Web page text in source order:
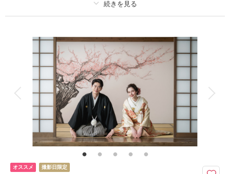
新婦衣装2着
ヘアメイク
アルバム データ 200 カット 台紙付写真
衣装追加 挙式
家族と撮影 家族用衣装レンタル ペットと撮影
その他含むもの
ライブレタッチ (美肌・体型補正) / 新婦ヘアメイク (洋髪) / ドレス&タキシー
ド (スタンダード) / アクセサリー / 衣装補正 / ブーケ・ブートニア / ヘアメイ
クアテンド / 台紙付き写真1冊
オススメ 撮影日限定